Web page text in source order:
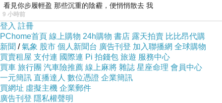
范，推動一線醫生用藥習慣向低價藥傾斜；再比
如，通過適度的稅收優惠或財政補貼，維持低價
藥廠商的生存所需。從本質上看，低價藥是一
種“價值被人為扭曲”的非正常商品。從前，藥企
承受瞭這部分利益損失，而今後患者將更多分擔
其中成本。但公眾顯然更希望看到，職能部門能
通過管制手段的合理化與優化升級，來更公平、
看見你步履輕盈 那些沉重的陰霾，便悄悄散去 我
9 小時前
登入 註冊
PChome首頁 線上購物 24h購物 書店 露天拍賣 比比昂代購
新聞 /氣象 股市 個人新聞台 廣告刊登 加入聯播網 全球購物
買賣租屋 支付連 國際連 Pi 拍錢包 旅遊 服務中心
買車 旅行團 汽車險推薦 線上麻將 雜誌 星座命理 會員中心
一元簡訊 直播達人 數位憑證 企業簡訊
買網址 虛擬主機 企業郵件
廣告刊登 隱私權聲明